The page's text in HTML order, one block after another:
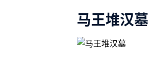
马王堆汉墓